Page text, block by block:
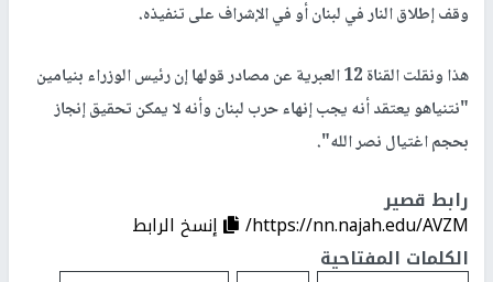
وقف إطلاق النار في لبنان أو في الإشراف على تنفيذه.
هذا ونقلت القناة 12 العبرية عن مصادر قولها إن رئيس الوزراء بنيامين
"نتنياهو يعتقد أنه يجب إنهاء حرب لبنان وأنه لا يمكن تحقيق إنجاز
بحجم اغتيال نصر الله".
رابط قصير
https://nn.najah.edu/AVZM/
إنسخ الرابط
الكلمات المفتاحية